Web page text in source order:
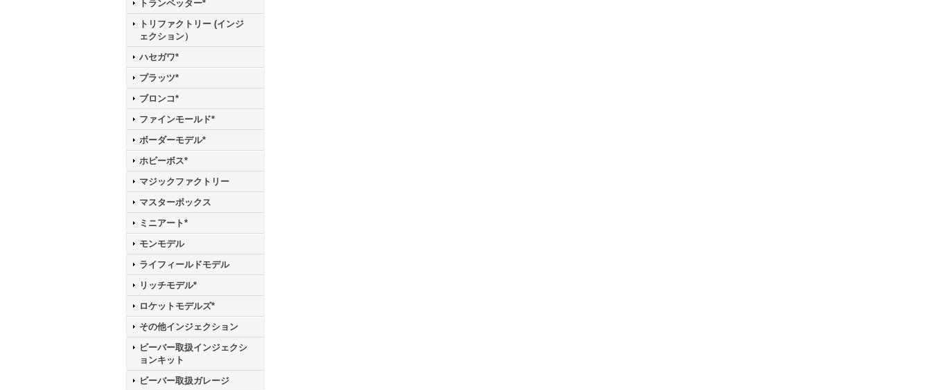
トランペッター*
トリファクトリー (インジ
ェクション）
ハセガワ*
プラッツ*
ブロンコ*
ファインモールド*
ボーダーモデル*
ホビーボス*
マジックファクトリー
マスターボックス
ミニアート*
モンモデル
ライフィールドモデル
リッチモデル*
ロケットモデルズ*
その他インジェクション
ビーバー取扱インジェクシ
ョンキット
ビーバー取扱ガレージ